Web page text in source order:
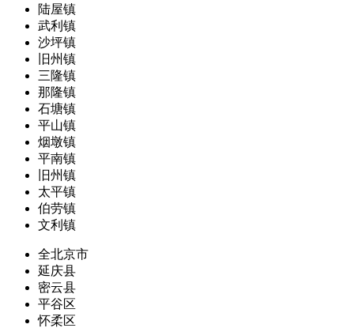
陆屋镇
武利镇
沙坪镇
旧州镇
三隆镇
那隆镇
石塘镇
平山镇
烟墩镇
平南镇
旧州镇
太平镇
伯劳镇
文利镇
全北京市
延庆县
密云县
平谷区
怀柔区